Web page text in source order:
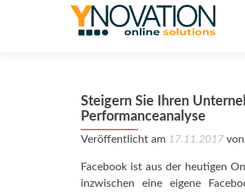
Steigern Sie Ihren
Performanceanalyse
Veröffentlicht am 17.11.2017 von
Facebook ist aus der heutigen
inzwischen eine eigene